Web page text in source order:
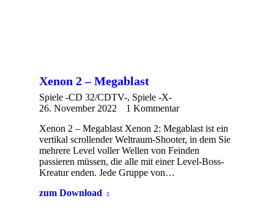
Xenon 2 – Megablast
Spiele -CD 32/CDTV-, Spiele -X-
26. November 2022
1 Kommentar
Xenon 2 – Megablast Xenon 2: Megablast ist ein
vertikal scrollender Weltraum-Shooter, in dem Sie
mehrere Level voller Wellen von Feinden
passieren müssen, die alle mit einer Level-Boss-
Kreatur enden. Jede Gruppe von…
zum Download